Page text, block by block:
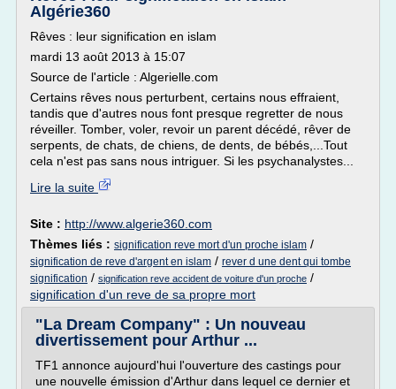
Algérie360
Rêves : leur signification en islam
mardi 13 août 2013 à 15:07
Source de l'article : Algerielle.com
Certains rêves nous perturbent, certains nous effraient,
tandis que d'autres nous font presque regretter de nous
réveiller. Tomber, voler, revoir un parent décédé, rêver de
serpents, de chats, de chiens, de dents, de bébés,...Tout
cela n'est pas sans nous intriguer. Si les psychanalystes...
Lire la suite
Site : http://www.algerie360.com
Thèmes liés : signification reve mort d'un proche islam /
signification de reve d'argent en islam / rever d une dent qui tombe
signification / signification reve accident de voiture d'un proche /
signification d'un reve de sa propre mort
"La Dream Company" : Un nouveau
divertissement pour Arthur ...
TF1 annonce aujourd'hui l'ouverture des castings pour
une nouvelle émission d'Arthur dans lequel ce dernier et